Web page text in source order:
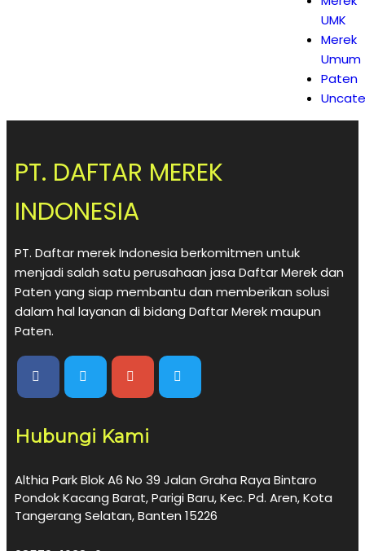
UMK
Merek
Umum
Paten
PT. DAFTAR MEREK
INDONESIA
PT. Daftar merek Indonesia berkomitmen untuk
menjadi salah satu perusahaan jasa Daftar Merek dan
Paten yang siap membantu dan memberikan solusi
dalam hal layanan di bidang Daftar Merek maupun
Paten.
Hubungi Kami
Althia Park Blok A6 No 39 Jalan Graha Raya Bintaro
Pondok Kacang Barat, Parigi Baru, Kec. Pd. Aren, Kota
Tangerang Selatan, Banten 15226